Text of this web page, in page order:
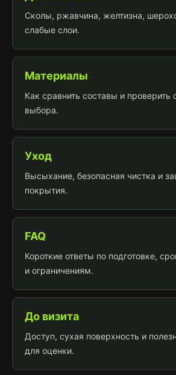
Сколы, ржавчина, желтизна,
слабые слои.
Материалы
Как сравнить составы и проверить
выбора.
Уход
Высыхание, безопасная чистка и
покрытия.
FAQ
Короткие ответы по подготовке,
и ограничениям.
До визита
Доступ, сухая поверхность и
для оценки.